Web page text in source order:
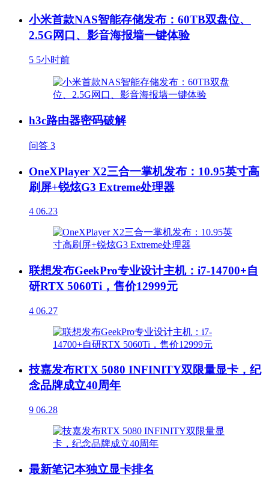
小米首款NAS智能存储发布：60TB双盘位、
2.5G网口、影音海报墙一键体验
5 5小时前
h3c路由器密码破解
问答 3
OneXPlayer X2三合一掌机发布：10.95英寸高
刷屏+锐炫G3 Extreme处理器
4 06.23
联想发布GeekPro专业设计主机：i7-14700+自
研RTX 5060Ti，售价12999元
4 06.27
技嘉发布RTX 5080 INFINITY双限量显卡，纪
念品牌成立40周年
9 06.28
最新笔记本独立显卡排名